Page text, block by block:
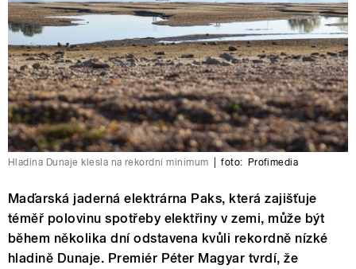
Hladina Dunaje klesla na rekordní minimum foto: Profimedia
Maďarská jaderná elektrárna Paks, která zajišťuje
téměř polovinu spotřeby elektřiny v zemi, může být
během několika dní odstavena kvůli rekordně nízké
hladině Dunaje. Premiér Péter Magyar tvrdí, že